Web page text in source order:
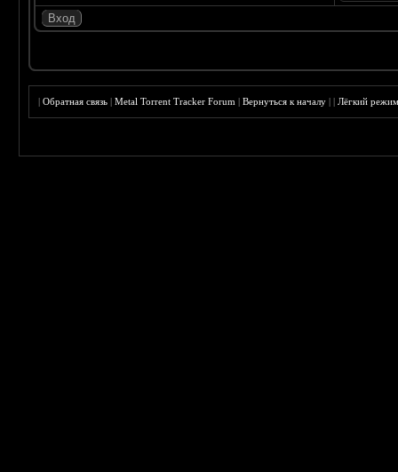
|Обратная связь |Metal Torrent Tracker Forum |Вернуться к началу ||Лёгкий